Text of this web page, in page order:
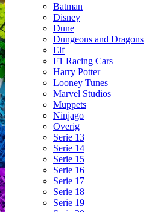
Batman
Disney
Dune
Dungeons and Dragons
Elf
F1 Racing Cars
Harry Potter
Looney Tunes
Marvel Studios
Muppets
Ninjago
Overig
Serie 13
Serie 14
Serie 15
Serie 16
Serie 17
Serie 18
Serie 19